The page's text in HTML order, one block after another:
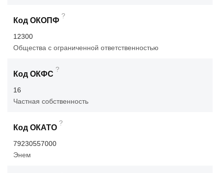
Код ОКОПФ
?
12300
Общества с ограниченной ответственностью
Код ОКФС
?
16
Частная собственность
Код ОКАТО
?
79230557000
Энем